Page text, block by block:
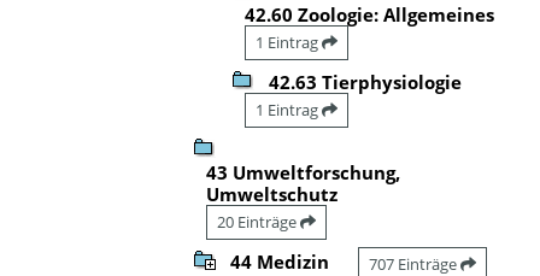
42.60 Zoologie: Allgemeines
1 Eintrag
42.63 Tierphysiologie
1 Eintrag
43 Umweltforschung,
Umweltschutz
20 Einträge
44 Medizin 707 Einträge